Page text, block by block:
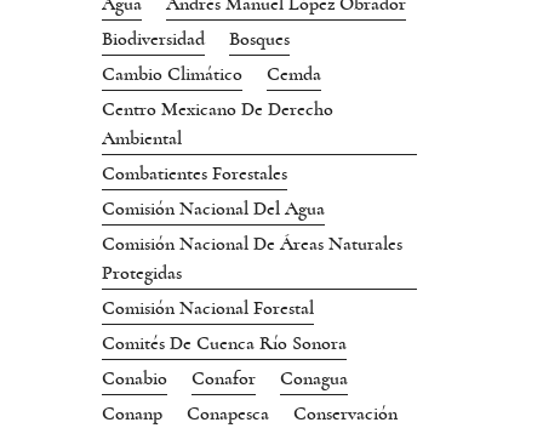
Biodiversidad
Bosques
Cambio Climático
Cemda
Centro Mexicano De Derecho
Ambiental
Combatientes Forestales
Comisión Nacional Del Agua
Comisión Nacional De Áreas Naturales
Protegidas
Comisión Nacional Forestal
Comités De Cuenca Río Sonora
Conabio
Conafor
Conagua
Conanp
Conapesca
Conservación